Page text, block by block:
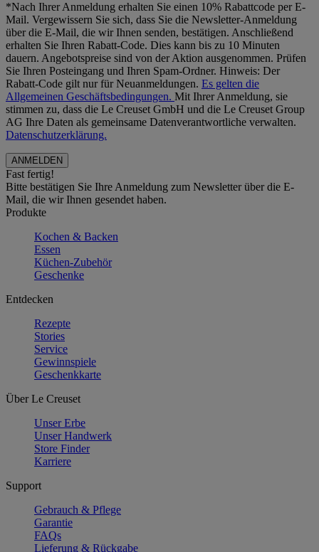
*Nach Ihrer Anmeldung erhalten Sie einen 10% Rabattcode per E-
Mail. Vergewissern Sie sich, dass Sie die Newsletter-Anmeldung
über die E-Mail, die wir Ihnen senden, bestätigen. Anschließend
erhalten Sie Ihren Rabatt-Code. Dies kann bis zu 10 Minuten
dauern. Angebotspreise sind von der Aktion ausgenommen. Prüfen
Sie Ihren Posteingang und Ihren Spam-Ordner. Hinweis: Der
Rabatt-Code gilt nur für Neuanmeldungen. Es gelten die
Allgemeinen Geschäftsbedingungen. Mit Ihrer Anmeldung, sie
stimmen zu, dass die Le Creuset GmbH und die Le Creuset Group
AG Ihre Daten als gemeinsame Datenverantwortliche verwalten.
Datenschutzerklärung.
Fast fertig!
Bitte bestätigen Sie Ihre Anmeldung zum Newsletter über die E-
Mail, die wir Ihnen gesendet haben.
Produkte
Kochen & Backen
Essen
Küchen-Zubehör
Geschenke
Entdecken
Rezepte
Stories
Service
Gewinnspiele
Geschenkkarte
Über Le Creuset
Unser Erbe
Unser Handwerk
Store Finder
Karriere
Support
Gebrauch & Pflege
Garantie
FAQs
Lieferung & Rückgabe